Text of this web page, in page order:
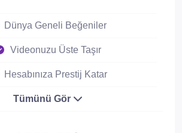
Dünya Geneli Beğeniler
Videonuzu Üste Taşır
Hesabınıza Prestij Katar
Tümünü Gör